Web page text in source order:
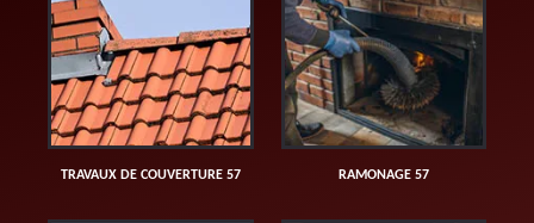
TRAVAUX DE COUVERTURE 57 RAMONAGE 57